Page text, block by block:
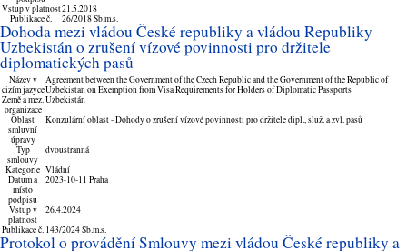
Vstup v platnost21.5.2018
Publikace č.
26/2018 Sb.m.s.
Dohoda mezi vládou České republiky a vládou Republiky
Uzbekistán o zrušení vízové povinnosti pro držitele
diplomatických pasů
Název v
cizím jazyce
Agreement between the Government of the Czech Republic and the Government of the Republic of
Uzbekistan on Exemption from Visa Requirements for Holders of Diplomatic Passports
Země a mez.
organizace
Uzbekistán
Oblast
smluvní
úpravy
Konzulární oblast - Dohody o zrušení vízové povinnosti pro držitele dipl., služ. a zvl. pasů
Typ
smlouvy
dvoustranná
Kategorie Vládní
Datum a
místo
podpisu
2023-10-11 Praha
Vstup v
platnost
26.4.2024
Publikace č. 143/2024 Sb.m.s.
Protokol o provádění Smlouvy mezi vládou České republiky a